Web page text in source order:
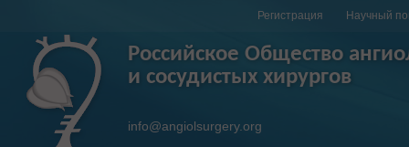
Регистрация Научный
Российское Общество
и сосудистых хирургов
info@angiolsurgery.org